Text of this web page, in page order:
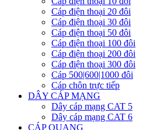
Cáp điện thoại 20 đôi
Cáp điện thoại 30 đôi
Cáp điện thoại 50 đôi
Cáp điện thoại 100 đôi
Cáp điện thoại 200 đôi
Cáp điện thoại 300 đôi
Cáp 500|600|1000 đôi
Cáp chôn trực tiếp
DÂY CÁP MẠNG
Dây cáp mạng CAT 5
Dây cáp mạng CAT 6
CÁP QUANG